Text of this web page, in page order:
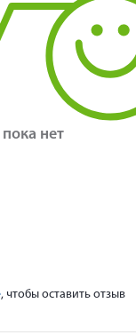
нет
, чтобы оставить отзыв